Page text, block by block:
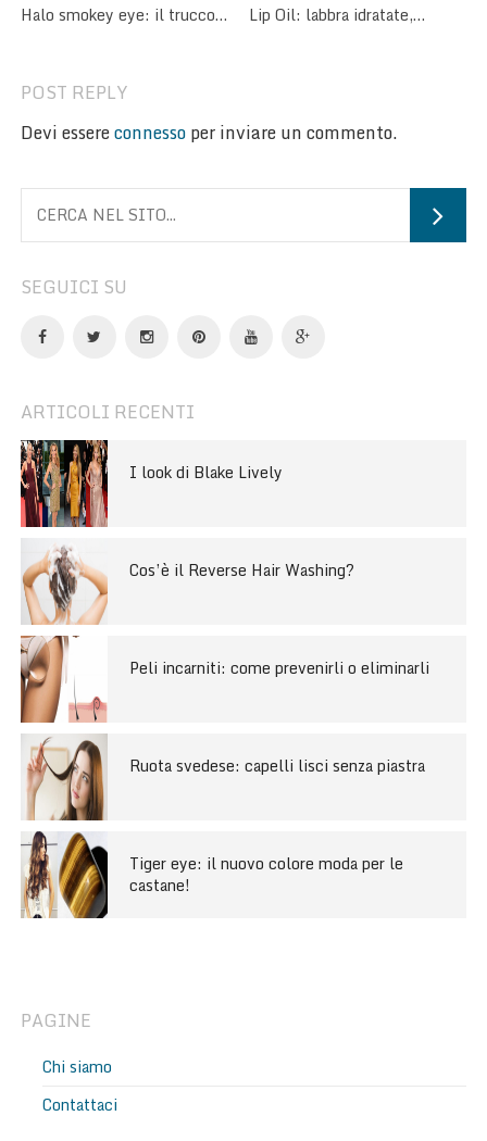
Halo smokey eye: il trucco
Lip Oil: labbra idratate,
POST REPLY
Devi essereconnessoper inviare un commento.
SEGUICI SU
ARTICOLI RECENTI
I look di Blake Lively
Cos’è il Reverse Hair Washing?
Peli incarniti: come prevenirli o eliminarli
Ruota svedese: capelli lisci senza piastra
Tiger eye: il nuovo colore moda per le
castane!
PAGINE
Chi siamo
Contattaci